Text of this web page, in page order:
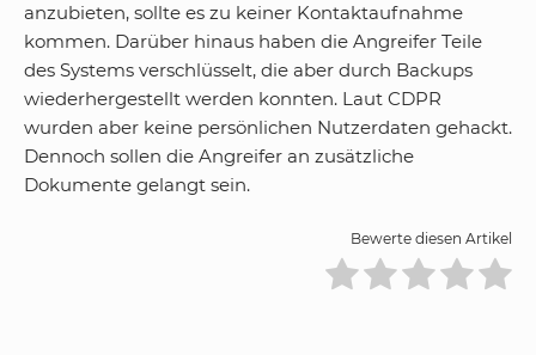
anzubieten, sollte es zu keiner Kontaktaufnahme
kommen. Darüber hinaus haben die Angreifer Teile
des Systems verschlüsselt, die aber durch Backups
wiederhergestellt werden konnten. Laut CDPR
wurden aber keine persönlichen Nutzerdaten gehackt.
Dennoch sollen die Angreifer an zusätzliche
Dokumente gelangt sein.
Bewerte diesen Artikel